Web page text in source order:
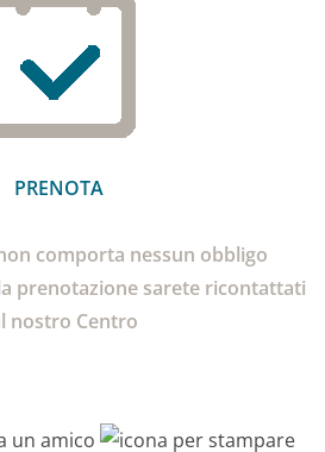
PRENOTA
comporta nessun obbligo
prenotazione sarete ricontattati
nostro Centro